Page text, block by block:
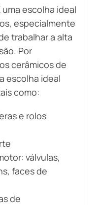
escolha ideal
especialmente
trabalhar a alta
Por
cerâmicos de
escolha ideal
como:
e rolos
válvulas,
faces de
de